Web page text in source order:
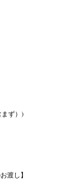
ず）)
渡し】